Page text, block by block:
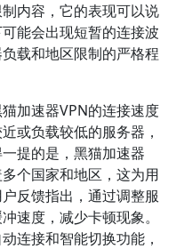
内容，它的表现可以说
能会出现短暂的连接波
载和地区限制的严格程
加速器VPN的连接速度
或负载较低的服务器，
提的是，黑猫加速器
个国家和地区，这为用
反馈指出，通过调整服
速度，减少卡顿现象。
连接和智能切换功能，